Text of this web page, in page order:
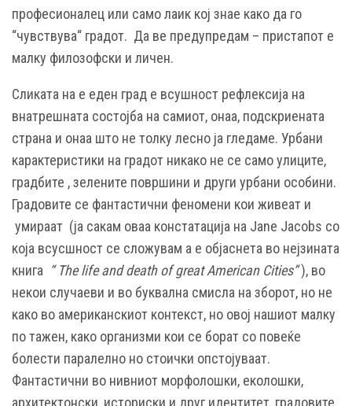
професионалец или само лаик кој знае како да го
“чувствува“ градот. Да ве предупредам – пристапот е
малку филозофски и личен.
Сликата на е еден град е всушност рефлексија на
внатрешната состојба на самиот, онаа, подскриената
страна и онаа што не толку лесно ја гледаме. Урбани
карактеристики на градот никако не се само улиците,
градбите , зелените површини и други урбани особини.
Градовите се фантастични феномени кои живеат и
умираат (ја сакам оваа констатација на Jane Jacobs со
која всусшност се сложувам а е објаснета во нејзината
книга “ The life and death of great American Cities”), во
некои случаеви и во буквална смисла на зборот, но не
како во американскиот контекст, но овој нашиот малку
по тажен, како организми кои се борат со повеќе
болести паралелно но стоички опстојуваат.
Фантастични во нивниот морфолошки, еколошки,
архитектонски, историски и друг идентитет, градовите